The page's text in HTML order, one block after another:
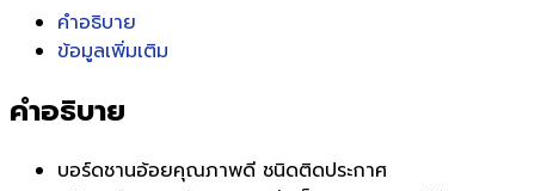
คำอธิบาย
ข้อมูลเพิ่มเติม
คำอธิบาย
บอร์ดชานอ้อยคุณภาพดี ชนิดติดประกาศ